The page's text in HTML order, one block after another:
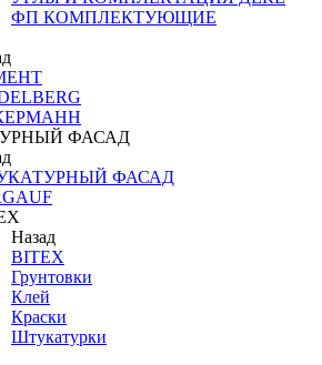
ФП КОМПЛЕКТУЮЩИЕ
ФАСАД
ФАСАД
Назад
BITEX
Грунтовки
Клей
Краски
Штукатурки